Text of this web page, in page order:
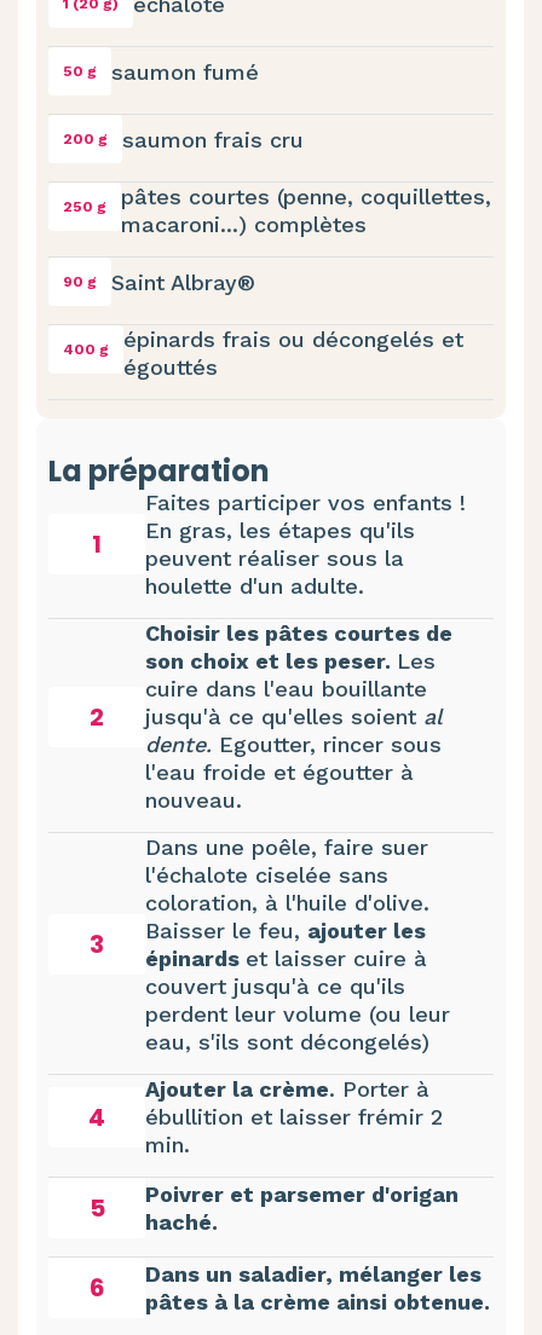
1 (20 g)
50 g saumon fumé
200 g saumon frais cru
250 g
pâtes courtes (penne, coquillettes,
macaroni...) complètes
90 g Saint Albray®
400 g
épinards frais ou décongelés et
égouttés
La préparation
1
Faites participer vos enfants !
En gras, les étapes qu'ils
peuvent réaliser sous la
houlette d'un adulte.
2
Choisir les pâtes courtes de
son choix et les peser. Les
cuire dans l'eau bouillante
jusqu'à ce qu'elles soient al
dente. Egoutter, rincer sous
l'eau froide et égoutter à
nouveau.
3
Dans une poêle, faire suer
l'échalote ciselée sans
coloration, à l'huile d'olive.
Baisser le feu, ajouter les
épinards et laisser cuire à
couvert jusqu'à ce qu'ils
perdent leur volume (ou leur
eau, s'ils sont décongelés)
4
Ajouter la crème. Porter à
ébullition et laisser frémir 2
min.
5
Poivrer et parsemer d'origan
haché.
6
Dans un saladier, mélanger les
pâtes à la crème ainsi obtenue.